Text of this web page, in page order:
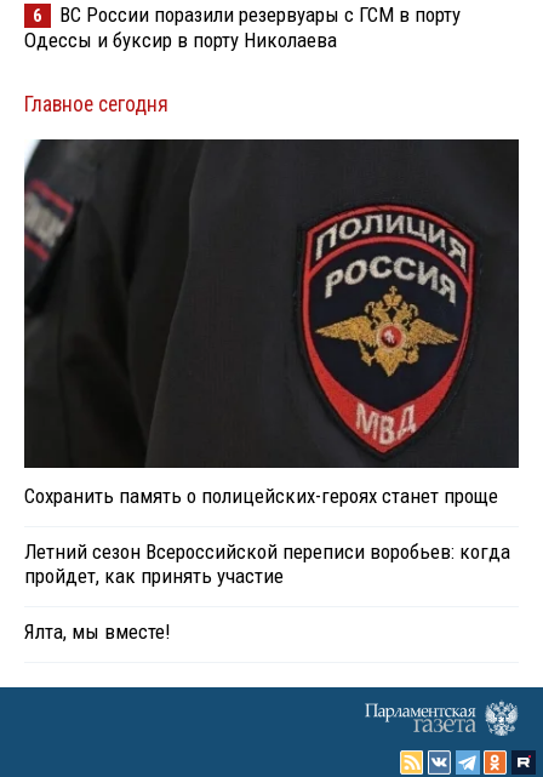
6
ВС России поразили резервуары с ГСМ в порту
Одессы и буксир в порту Николаева
Главное сегодня
Сохранить память о полицейских-героях станет проще
Летний сезон Всероссийской переписи воробьев: когда
пройдет, как принять участие
Ялта, мы вместе!